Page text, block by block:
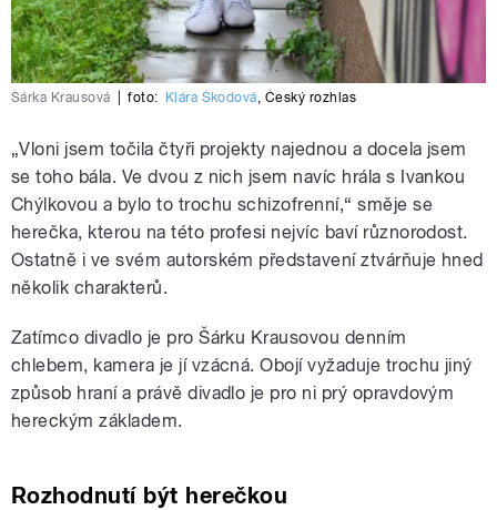
Šárka Krausová foto: Klára Škodová Český rozhlas
„Vloni jsem točila čtyři projekty najednou a docela jsem
se toho bála. Ve dvou z nich jsem navíc hrála s Ivankou
Chýlkovou a bylo to trochu schizofrenní,“ směje se
herečka, kterou na této profesi nejvíc baví různorodost.
Ostatně i ve svém autorském představení ztvárňuje hned
několik charakterů.
Zatímco divadlo je pro Šárku Krausovou denním
chlebem, kamera je jí vzácná. Obojí vyžaduje trochu jiný
způsob hraní a právě divadlo je pro ni prý opravdovým
hereckým základem.
Rozhodnutí být herečkou